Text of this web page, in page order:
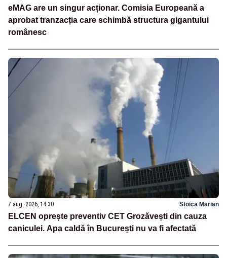
eMAG are un singur acționar. Comisia Europeană a
aprobat tranzacția care schimbă structura gigantului
românesc
7 aug. 2026, 14:30 Stoica Marian
ELCEN oprește preventiv CET Grozăvești din cauza
caniculei. Apa caldă în București nu va fi afectată